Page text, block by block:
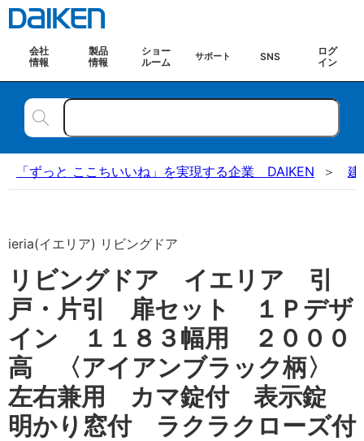
会社
情報
製品
情報
ショー
ルーム
サポート SNS
ログ
イン
「ずっと ここちいいね」を実現する企業 DAIKEN 建
ieria(イエリア) リビングドア
リビングドア イエリア 引
戸・片引 扉セット １Ｐデザ
イン １１８３幅用 ２０００
高 〈アイアンブラック柄〉
左右兼用 カマ錠付 表示錠
明かり窓付 ラクラクローズ付